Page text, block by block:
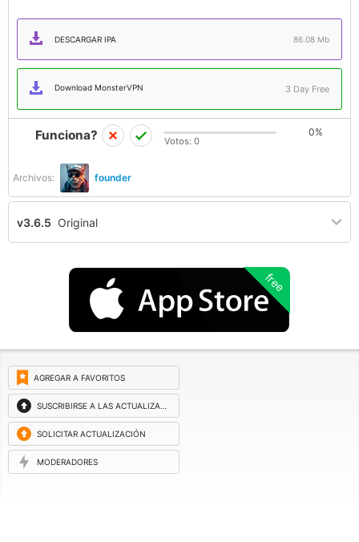
DESCARGAR IPA 86.08 Mb
Download MonsterVPN 3 Day Free
Archivos: founder
Funciona? 0%
Votos: 0
v3.6.5 Original
free
AGREGAR A FAVORITOS
SUSCRIBIRSE A LAS ACTUALIZACIONES
SOLICITAR ACTUALIZACIÓN
MODERADORES